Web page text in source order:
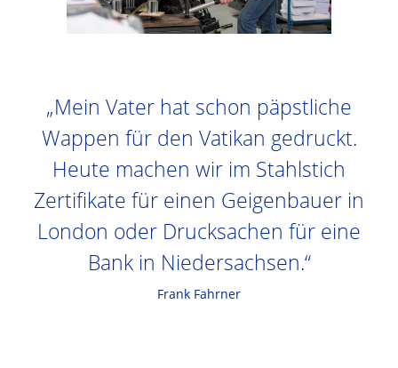
„Mein Vater hat schon päpstliche
Wappen für den Vatikan gedruckt.
Heute machen wir im Stahlstich
Zertifikate für einen Geigenbauer in
London oder Drucksachen für eine
Bank in Niedersachsen.“
Frank Fahrner